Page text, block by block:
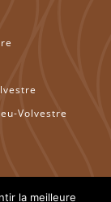
Volvestre
la meilleure